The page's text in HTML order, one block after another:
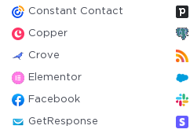
Constant Contact
Copper
Crove
Elementor
Facebook
GetResponse